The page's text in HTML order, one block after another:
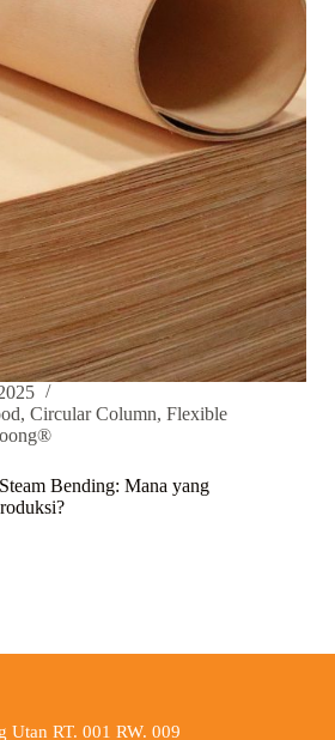
, Circular Column, Flexible
Bending: Mana yang
Utan RT. 001 RW. 009